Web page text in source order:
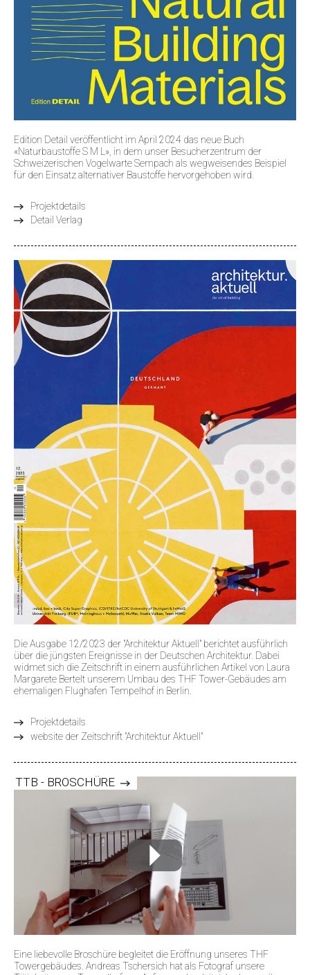
Edition Detail veröffentlicht im April 2024 das neue Buch
«Naturbaustoffe S M L», in dem unser Besucherzentrum der
Schweizerischen Vogelwarte Sempach als wegweisendes Beispiel
für den Einsatz alternativer Baustoffe hervorgehoben wird.
Projektdetails
Detail Verlag
Die Ausgabe 12/2023 der "Architektur Aktuell" berichtet ausführlich
über die jüngsten Ereignisse in der Deutschen Architektur. Dabei
widmet sich die Zeitschrift in einem ausführlichen Artikel von Laura
Margarete Bertelt unserem Umbau des THF Tower-Gebäudes am
ehemaligen Flughafen Tempelhof in Berlin.
Projektdetails
website der Zeitschrift "Architektur Aktuell"
TTB - BROSCHÜRE
Eine liebevolle Broschüre begleitet die Eröffnung unseres THF
Towergebäudes. Andreas Tschersich hat als Fotograf unsere